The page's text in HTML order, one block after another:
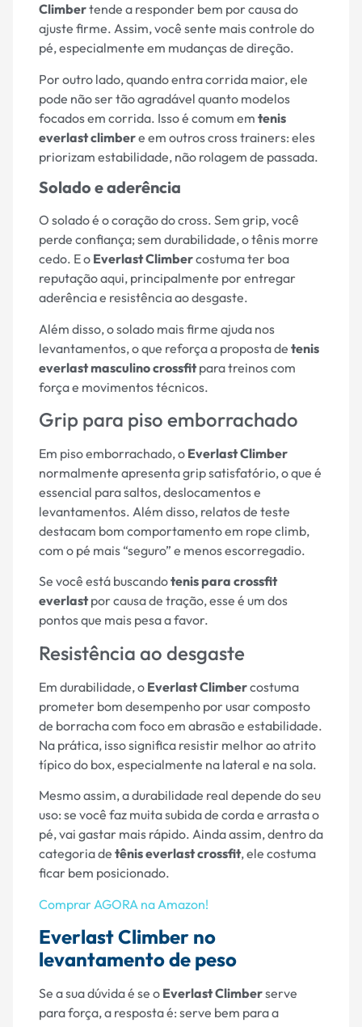
Climbertende a responder bem por causa do
ajuste firme. Assim, você sente mais controle do
pé, especialmente em mudanças de direção.
Por outro lado, quando entra corrida maior, ele
pode não ser tão agradável quanto modelos
focados em corrida. Isso é comum em tenis
everlast climbere em outros cross trainers: eles
priorizam estabilidade, não rolagem de passada.
Solado e aderência
O solado é o coração do cross. Sem grip, você
perde confiança; sem durabilidade, o tênis morre
cedo. E o Everlast Climbercostuma ter boa
reputação aqui, principalmente por entregar
aderência e resistência ao desgaste.
Além disso, o solado mais firme ajuda nos
levantamentos, o que reforça a proposta de tenis
everlast masculino crossfitpara treinos com
força e movimentos técnicos.
Grip para piso emborrachado
Em piso emborrachado, o Everlast Climber
normalmente apresenta grip satisfatório, o que é
essencial para saltos, deslocamentos e
levantamentos. Além disso, relatos de teste
destacam bom comportamento em rope climb,
com o pé mais “seguro” e menos escorregadio.
Se você está buscandotenis para crossfit
everlastpor causa de tração, esse é um dos
pontos que mais pesa a favor.
Resistência ao desgaste
Em durabilidade, o Everlast Climbercostuma
prometer bom desempenho por usar composto
de borracha com foco em abrasão e estabilidade.
Na prática, isso significa resistir melhor ao atrito
típico do box, especialmente na lateral e na sola.
Mesmo assim, a durabilidade real depende do seu
uso: se você faz muita subida de corda e arrasta o
pé, vai gastar mais rápido. Ainda assim, dentro da
categoria de tênis everlast crossfit, ele costuma
ficar bem posicionado.
Comprar AGORA na Amazon!
Everlast Climber no
levantamento de peso
Se a sua dúvida é se o Everlast Climberserve
para força, a resposta é: serve bem para a